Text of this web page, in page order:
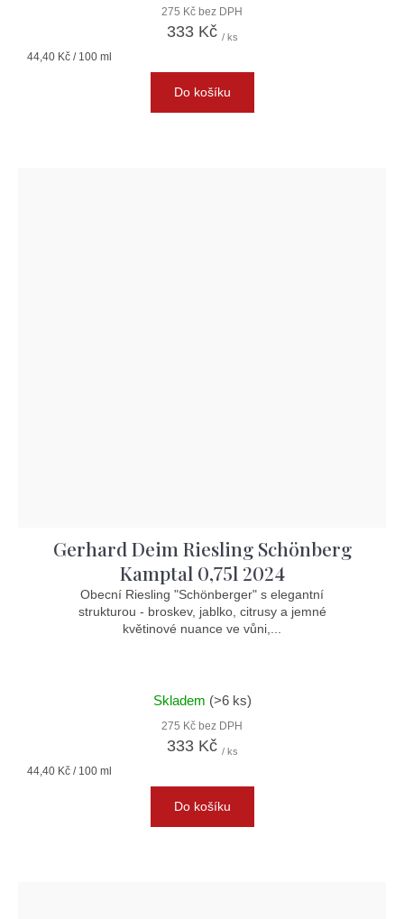
275 Kč bez DPH
333 Kč / ks
Měrná
44,40 Kč / 100 ml
Do košíku
Gerhard Deim Riesling Schönberg
Kamptal 0,75l 2024
Obecní Riesling "Schönberger" s elegantní
strukturou - broskev, jablko, citrusy a jemné
květinové nuance ve vůni,...
Skladem (>6 ks)
275 Kč bez DPH
333 Kč / ks
Měrná
44,40 Kč / 100 ml
Do košíku